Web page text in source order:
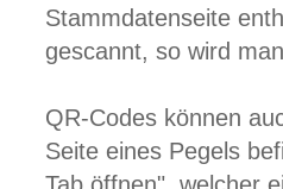
Stammdatenseite
gescannt, so wird
QR-Codes können
Seite eines Pegels